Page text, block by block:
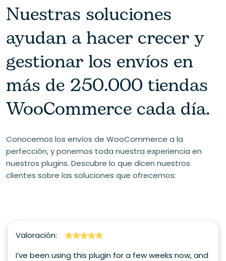
Nuestras soluciones
ayudan a hacer crecer y
gestionar los envíos en
más de 250.000 tiendas
WooCommerce cada día.
Conocemos los envíos de WooCommerce a la
perfección, y ponemos toda nuestra experiencia en
nuestros plugins. Descubre lo que dicen nuestros
clientes sobre las soluciones que ofrecemos:
Valoración:
I’ve been using this plugin for a few weeks now, and